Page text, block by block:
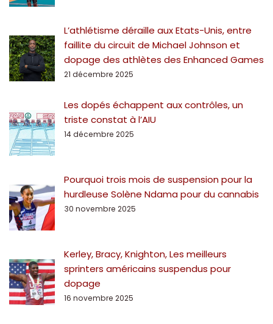
L’athlétisme déraille aux Etats-Unis, entre
faillite du circuit de Michael Johnson et
dopage des athlètes des Enhanced Games
21 décembre 2025
Les dopés échappent aux contrôles, un
triste constat à l’AIU
14 décembre 2025
Pourquoi trois mois de suspension pour la
hurdleuse Solène Ndama pour du cannabis
30 novembre 2025
Kerley, Bracy, Knighton, Les meilleurs
sprinters américains suspendus pour
dopage
16 novembre 2025